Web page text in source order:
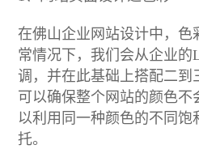
在佛山企业网站设计中，色
常情况下，我们会从企业的
调，并在此基础上搭配二到
可以确保整个网站的颜色不
以利用同一种颜色的不同
托。